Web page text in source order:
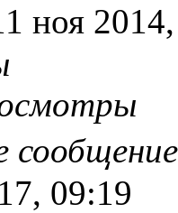
ноя
09:19